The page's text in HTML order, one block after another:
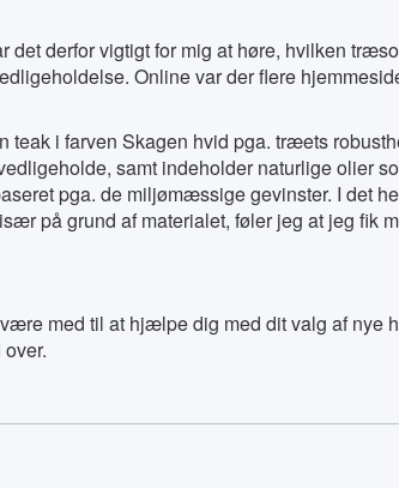
det derfor vigtigt for mig at høre, hvilken
Online var der flere
teak i farven Skagen hvid pga. træets
samt indeholder naturlige olier
pga. de miljømæssige gevinster. I det
på grund af materialet, føler jeg at jeg fik
med til at hjælpe dig med dit valg af nye